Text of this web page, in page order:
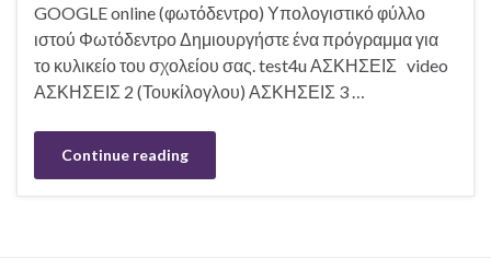
GOOGLE online (φωτόδεντρο) Υπολογιστικό φύλλο
ιστού Φωτόδεντρο Δημιουργήστε ένα πρόγραμμα για
το κυλικείο του σχολείου σας. test4u ΑΣΚΗΣΕΙΣ video
ΑΣΚΗΣΕΙΣ 2 (Τουκίλογλου) ΑΣΚΗΣΕΙΣ 3 …
Continue reading